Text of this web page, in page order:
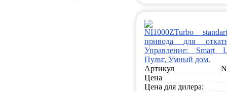
NI1000ZTurbo
привода для
Управление: Smart
Пульт, Умный дом.
Артикул
Цена
Цена для дилера: